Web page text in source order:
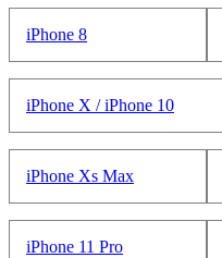
iPhone 8
iPhone X / iPhone 10
iPhone Xs Max
iPhone 11 Pro